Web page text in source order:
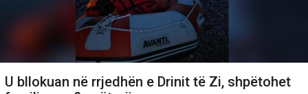
U bllokuan në rrjedhën e Drinit të Zi, shpëtohet